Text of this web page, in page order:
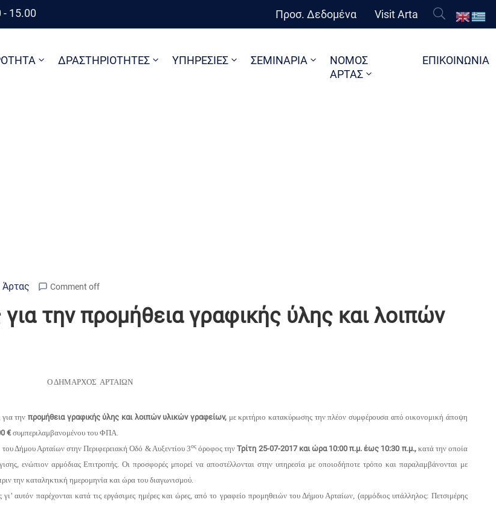
- 15.00 Προσ. Δεδομένα Visit Arta
ΔΡΑΣΤΗΡΙΟΤΗΤΕΣ ΥΠΗΡΕΣΙΕΣ ΣΕΜΙΝΑΡΙΑ
ΝΟΜΟΣ
ΑΡΤΑΣ
ΕΠΙΚΟΙΝΩΝΙΑ
Άρτας Comment off
την προμήθεια γραφικής ύλης και λοιπών
Ο ΔΗΜΑΡΧΟΣ ΑΡΤΑΙΩΝ
την προμήθεια γραφικής ύλης και λοιπών υλικών γραφείων, με κριτήριο κατακύρωσης την πλέον συμφέρουσα από οικονομική άποψη
€συμπεριλαμβανομένου του ΦΠΑ.
Δήμου Αρταίων στην Περιφερειακή Οδό & Αυξεντίου 3οςόροφος τηνΤρίτη 25-07-2017 και ώρα 10:00 π.μ. έως 10:30 π.μ.,κατά την οποία
ενώπιον αρμόδιας Επιτροπής. Οι προσφορές μπορεί να αποστέλλονται στην υπηρεσία με οποιοδήποτε τρόπο και παραλαμβάνονται με
την καταληκτική ημερομηνία και ώρα του διαγωνισμού.
αυτόν παρέχονται κατά τις εργάσιμες ημέρες και ώρες, από το γραφείο προμηθειών του Δήμου Αρταίων, (αρμόδιος υπάλληλος: Πετσιμέρης